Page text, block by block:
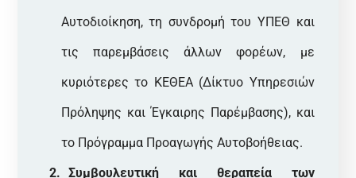
Αυτοδιοίκηση, τη συνδρομή του ΥΠΕΘ και
τις παρεμβάσεις άλλων φορέων, με
κυριότερες το ΚΕΘΕΑ (Δίκτυο Υπηρεσιών
Πρόληψης και Έγκαιρης Παρέμβασης), και
το Πρόγραμμα Προαγωγής Αυτοβοήθειας.
Συμβουλευτική και θεραπεία των